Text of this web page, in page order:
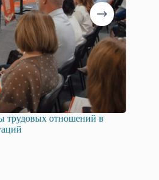
трудовых отношений в